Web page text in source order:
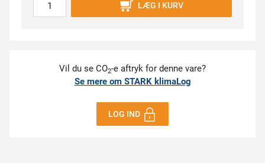
LÆG I KURV
Vil du se CO2-e aftryk for denne vare?
Se mere om STARK klimaLog
LOG IND